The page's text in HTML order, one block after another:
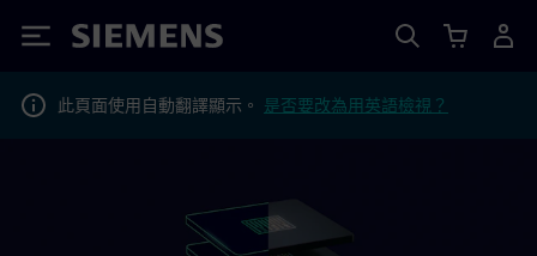
Siemens
此頁面使用自動翻譯顯示。 是否要改為用英語檢視？